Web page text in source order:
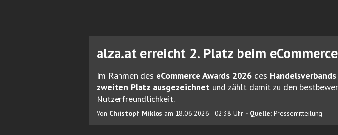
alza.at erreicht 2. Platz beim
Im Rahmen des eCommerce Awards 2026 des Handelsverbands
zweiten Platz ausgezeichnet und zählt damit zu den
Nutzerfreundlichkeit.
Von Christoph Miklos am 18.06.2026 - 02:38 Uhr - Quelle: Pressemitteilung